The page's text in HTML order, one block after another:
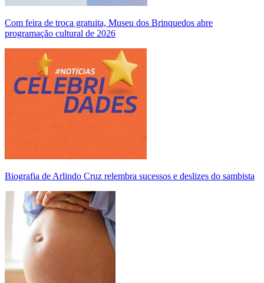
Com feira de troca gratuita, Museu dos Brinquedos abre
programação cultural de 2026
Biografia de Arlindo Cruz relembra sucessos e deslizes do sambista